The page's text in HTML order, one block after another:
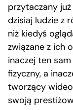
przytaczany
dzisiaj ludzie z
niż kiedyś
związane z ich
inaczej ten
fizyczny, a
tworzący
swoją